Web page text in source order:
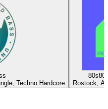
Techno Hardcore
Rostock,